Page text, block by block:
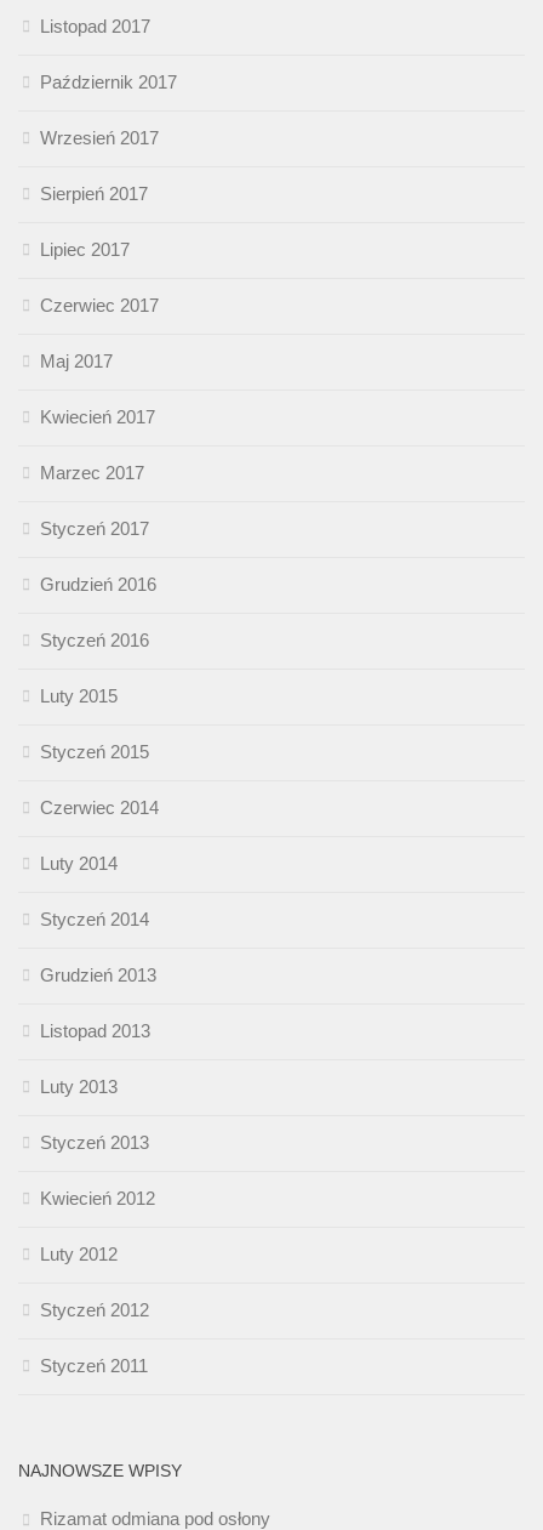
Listopad 2017
Październik 2017
Wrzesień 2017
Sierpień 2017
Lipiec 2017
Czerwiec 2017
Maj 2017
Kwiecień 2017
Marzec 2017
Styczeń 2017
Grudzień 2016
Styczeń 2016
Luty 2015
Styczeń 2015
Czerwiec 2014
Luty 2014
Styczeń 2014
Grudzień 2013
Listopad 2013
Luty 2013
Styczeń 2013
Kwiecień 2012
Luty 2012
Styczeń 2012
Styczeń 2011
NAJNOWSZE WPISY
Rizamat odmiana pod osłony